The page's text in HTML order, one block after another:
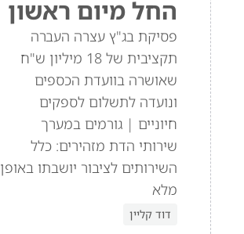
החל מיום ראשון
פסיקת בג"ץ עצרה העברה
תקציבית של 18 מיליון ש"ח
שאושרה בוועדת הכספים
ונועדה לתשלום לספקים
חיוניים | גורמים במערך
שירותי הדת מזהירים: כלל
השירותים לציבור יושבתו באופן
מלא
דוד קליין